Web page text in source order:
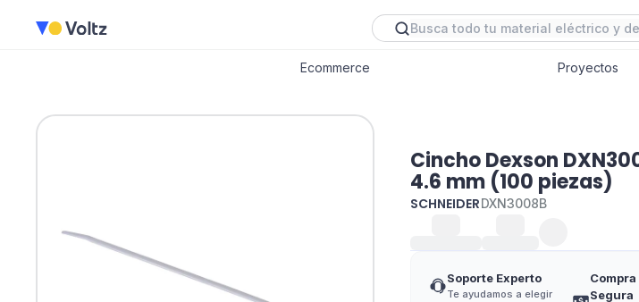
Ecommerce Proyectos
Cincho Dexson
4.6 mm (100 piezas)
SCHNEIDERDXN3008B
Soporte Experto
Te ayudamos a elegir
Segura